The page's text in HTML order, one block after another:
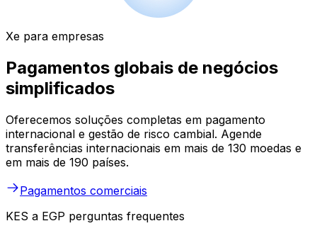
Xe para empresas
Pagamentos globais de negócios
simplificados
Oferecemos soluções completas em pagamento
internacional e gestão de risco cambial. Agende
transferências internacionais em mais de 130 moedas e
em mais de 190 países.
Pagamentos comerciais
KES a EGP perguntas frequentes